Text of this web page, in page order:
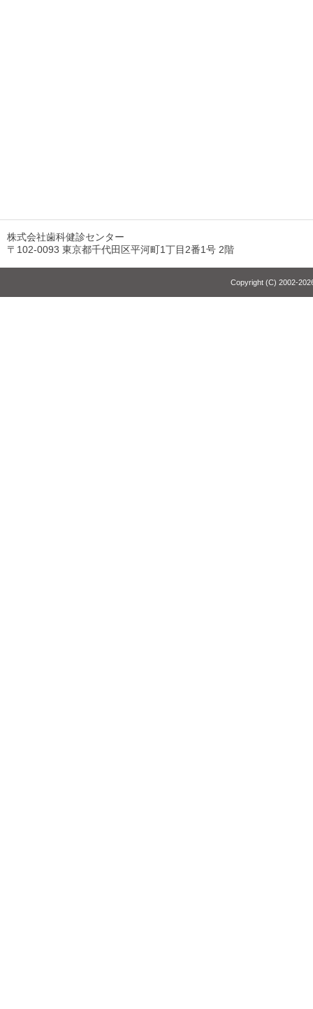
株式会社歯科健診センター
〒102-0093 東京都千代田区平河町1丁目2番1号 2階
Copyright (C) 2002-